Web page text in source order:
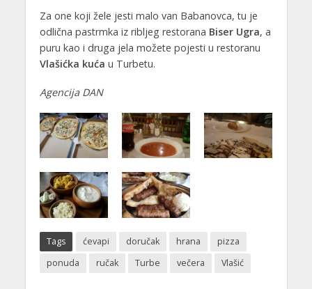
Za one koji žele jesti malo van Babanovca, tu je
odlična pastrmka iz ribljeg restorana Biser Ugra, a
puru kao i druga jela možete pojesti u restoranu
Vlašićka kuća u Turbetu.
Agencija DAN
Tags ćevapi doručak hrana
pizza
ponuda
ručak Turbe večera Vlašić